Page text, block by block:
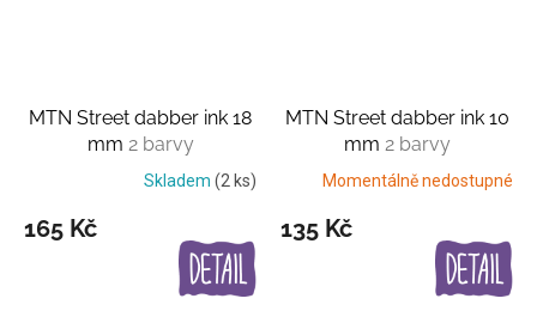
MTN Street dabber ink 18
mm 2 barvy
Skladem (2 ks)
165 Kč
MTN Street dabber ink 10
mm 2 barvy
Momentálně nedostupné
135 Kč